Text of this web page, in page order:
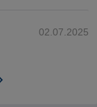
02.07.2025